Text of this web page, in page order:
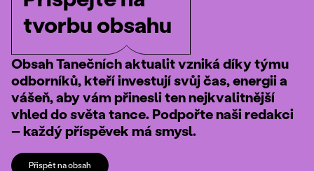
tvorbu obsahu
Obsah Tanečních aktualit vzniká díky týmu
odborníků, kteří investují svůj čas, energii a
vášeň, aby vám přinesli ten nejkvalitnější
vhled do světa tance. Podpořte naši redakci
– každý příspěvek má smysl.
Přispět na obsah